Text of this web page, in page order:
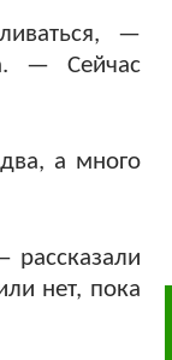
—
— Сейчас
а много
нет, пока